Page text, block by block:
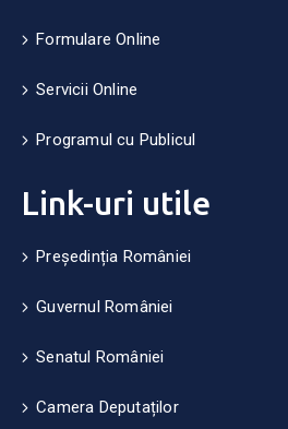
Formulare Online
Servicii Online
Programul cu Publicul
Link-uri utile
Președinția României
Guvernul României
Senatul României
Camera Deputaților